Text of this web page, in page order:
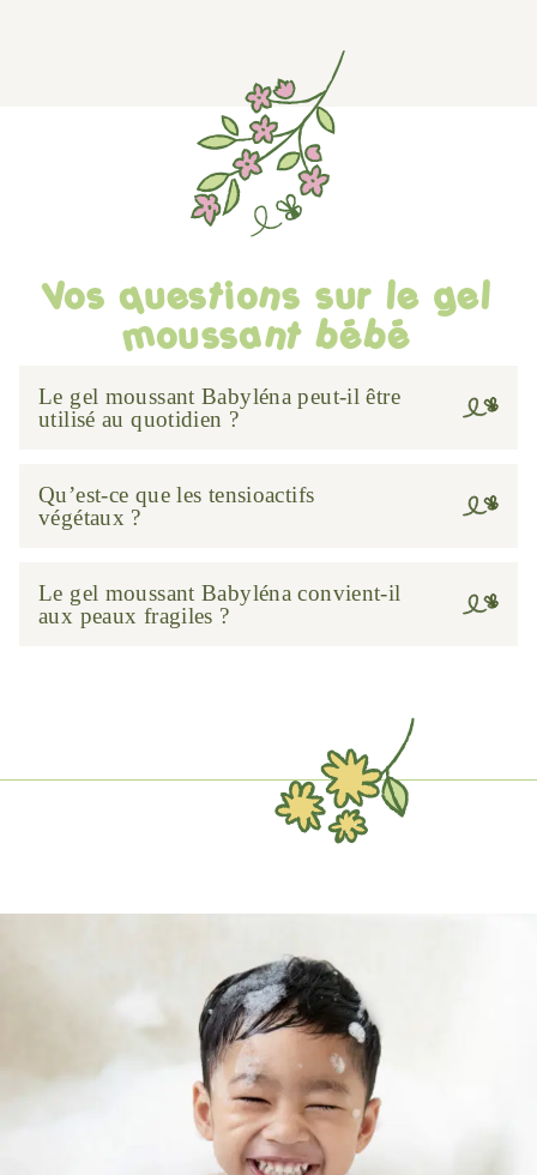
Vos questions sur le gel
moussant bébé
Le gel moussant Babyléna peut-il être
utilisé au quotidien ?
Qu’est-ce que les tensioactifs
végétaux ?
Le gel moussant Babyléna convient-il
aux peaux fragiles ?